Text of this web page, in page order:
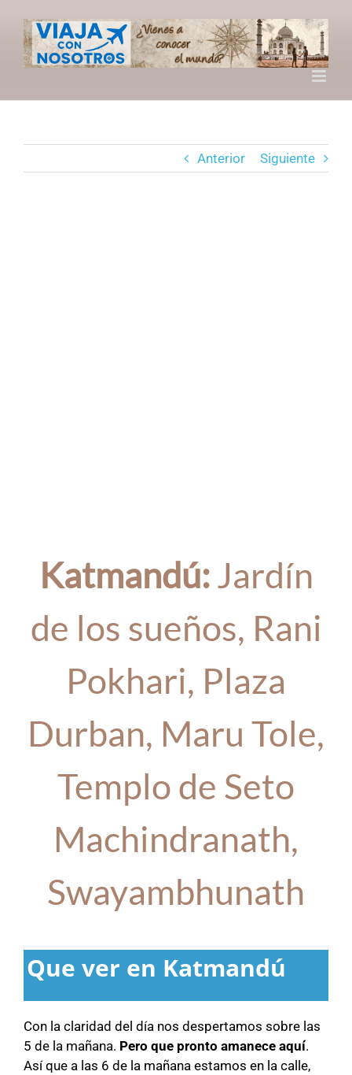
contenido
Anterior Siguiente
Katmandú:Jardín
de los sueños, Rani
Pokhari, Plaza
Durban, Maru Tole,
Templo de Seto
Machindranath,
Swayambhunath
Que ver en Katmandú
Con la claridad del día nos despertamos sobre las
5 de la mañana. Pero que pronto amanece aquí.
Así que a las 6 de la mañana estamos en la calle,